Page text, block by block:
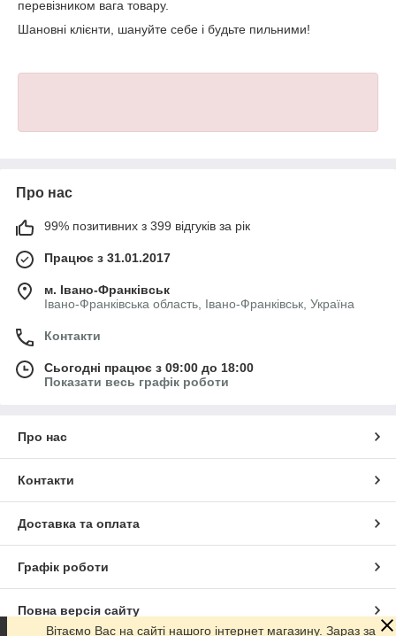
перевізником вага товару.
Шановні клієнти, шануйте себе і будьте пильними!
Про нас
99% позитивних з 399 відгуків за рік
Працює з 31.01.2017
м. Івано-Франківськ
Івано-Франківська область, Івано-Франківськ, Україна
Контакти
Сьогодні працює з 09:00 до 18:00
Показати весь графік роботи
Про нас
Контакти
Доставка та оплата
Графік роботи
Повна версія сайту
Вітаємо Вас на сайті нашого інтернет магазину. Зараз за